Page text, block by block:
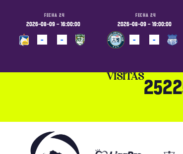
FECHA 24
2026-08-09 - 16:00:00
- -
FECHA 24
2026-08-09 - 19:00:00
- -
VISITAS